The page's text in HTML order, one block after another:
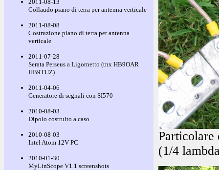
2011-08-13
Collaudo piano di terra per antenna verticale
2011-08-08
Costruzione piano di terra per antenna
verticale
2011-07-28
Serata Perseus a Ligornetto (tnx HB9OAR
HB9TUZ)
2011-04-06
Generatore di segnali con SI570
2010-08-03
Dipolo costruito a caso
2010-08-03
Intel Atom 12V PC
2010-01-30
MyLinScope V1.1 screenshots
Particolare
(1/4